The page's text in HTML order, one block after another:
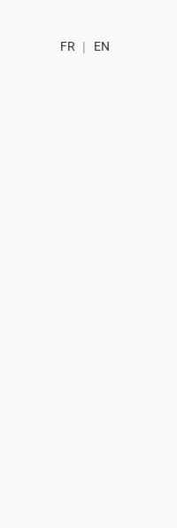
FR | EN